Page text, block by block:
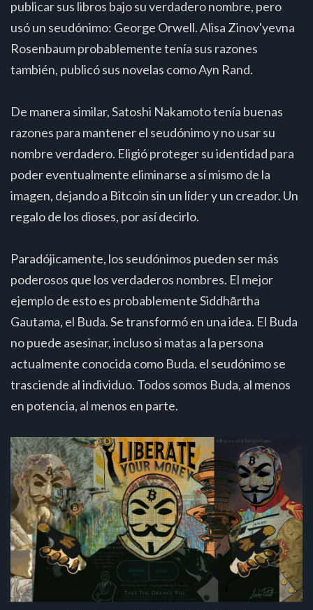
publicar sus libros bajo su verdadero nombre, pero
usó un seudónimo: George Orwell. Alisa Zinov'yevna
Rosenbaum probablemente tenía sus razones
también, publicó sus novelas como Ayn Rand.
De manera similar, Satoshi Nakamoto tenía buenas
razones para mantener el seudónimo y no usar su
nombre verdadero. Eligió proteger su identidad para
poder eventualmente eliminarse a sí mismo de la
imagen, dejando a Bitcoin sin un líder y un creador. Un
regalo de los dioses, por así decirlo.
Paradójicamente, los seudónimos pueden ser más
poderosos que los verdaderos nombres. El mejor
ejemplo de esto es probablemente Siddhārtha
Gautama, el Buda. Se transformó en una idea. El Buda
no puede asesinar, incluso si matas a la persona
actualmente conocida como Buda. el seudónimo se
trasciende al individuo. Todos somos Buda, al menos
en potencia, al menos en parte.